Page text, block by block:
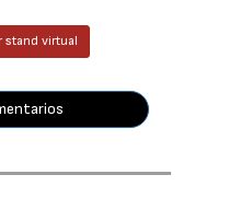
stand virtual